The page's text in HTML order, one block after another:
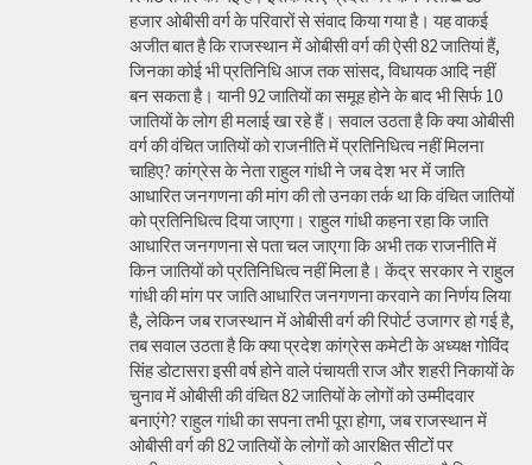
हजार ओबीसी वर्ग के परिवारों से संवाद किया गया है। यह वाकई
अजीत बात है कि राजस्थान में ओबीसी वर्ग की ऐसी 82 जातियां हैं,
जिनका कोई भी प्रतिनिधि आज तक सांसद, विधायक आदि नहीं
बन सकता है। यानी 92 जातियों का समूह होने के बाद भी सिर्फ 10
जातियों के लोग ही मलाई खा रहे हैं। सवाल उठता है कि क्या ओबीसी
वर्ग की वंचित जातियों को राजनीति में प्रतिनिधित्व नहीं मिलना
चाहिए? कांग्रेस के नेता राहुल गांधी ने जब देश भर में जाति
आधारित जनगणना की मांग की तो उनका तर्क था कि वंचित जातियों
को प्रतिनिधित्व दिया जाएगा। राहुल गांधी कहना रहा कि जाति
आधारित जनगणना से पता चल जाएगा कि अभी तक राजनीति में
किन जातियों को प्रतिनिधित्व नहीं मिला है। केंद्र सरकार ने राहुल
गांधी की मांग पर जाति आधारित जनगणना करवाने का निर्णय लिया
है, लेकिन जब राजस्थान में ओबीसी वर्ग की रिपोर्ट उजागर हो गई है,
तब सवाल उठता है कि क्या प्रदेश कांग्रेस कमेटी के अध्यक्ष गोविंद
सिंह डोटासरा इसी वर्ष होने वाले पंचायती राज और शहरी निकायों के
चुनाव में ओबीसी की वंचित 82 जातियों के लोगों को उम्मीदवार
बनाएंगे? राहुल गांधी का सपना तभी पूरा होगा, जब राजस्थान में
ओबीसी वर्ग की 82 जातियों के लोगों को आरक्षित सीटों पर